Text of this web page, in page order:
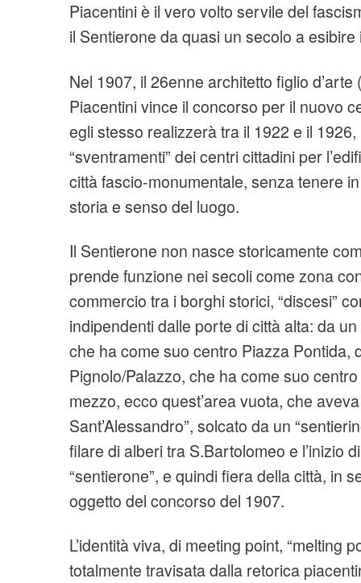
Piacentini è il vero volto servile del
il Sentierone da quasi un secolo a
Nel 1907, il 26enne architetto figlio
Piacentini vince il concorso per il nuovo
egli stesso realizzerà tra il 1922 e il
“sventramenti” dei centri cittadini per
città fascio-monumentale, senza tenere
storia e senso del luogo.
Il Sentierone non nasce storicamente
prende funzione nei secoli come zona
commercio tra i borghi storici, “discesi”
indipendenti dalle porte di città alta: da
che ha come suo centro Piazza Pontida,
Pignolo/Palazzo, che ha come suo
mezzo, ecco quest’area vuota, che
Sant’Alessandro”, solcato da un
filare di alberi tra S.Bartolomeo e l’inizio
“sentierone”, e quindi fiera della città, in
oggetto del concorso del 1907.
L’identità viva, di meeting point, “melting
totalmente travisata dalla retorica